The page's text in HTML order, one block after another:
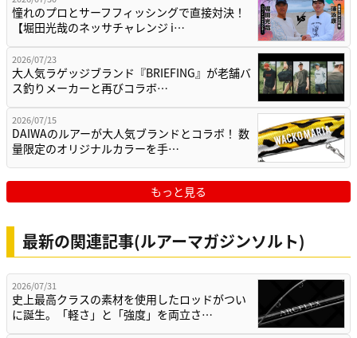
憧れのプロとサーフフィッシングで直接対決！
【堀田光哉のネッサチャレンジ i…
2026/07/23
大人気ラゲッジブランド『BRIEFING』が老舗バ
ス釣りメーカーと再びコラボ…
2026/07/15
DAIWAのルアーが大人気ブランドとコラボ！ 数
量限定のオリジナルカラーを手…
もっと見る
最新の関連記事(ルアーマガジンソルト)
2026/07/31
史上最高クラスの素材を使用したロッドがつい
に誕生。「軽さ」と「強度」を両立さ…